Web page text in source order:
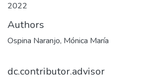
2022
Authors
Ospina Naranjo, Mónica María
dc.contributor.advisor